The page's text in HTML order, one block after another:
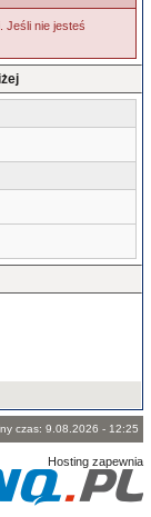
Jeśli nie jesteś
czas: 9.08.2026 - 12:25
Hosting zapewnia